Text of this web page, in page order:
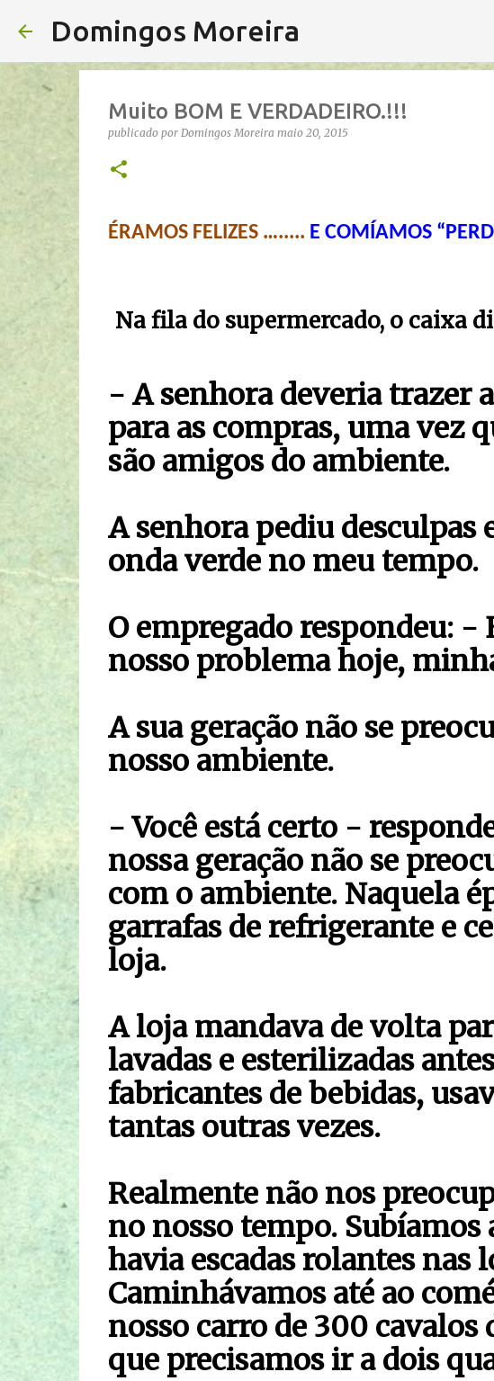
Domingos Moreira
Muito BOM E VERDADEIRO.!!!
publicado por Domingos Moreira maio 20, 2015
ÉRAMOS FELIZES …..... E COMÍAMOS
Na fila do supermercado, o caixa
- A senhora deveria trazer
para as compras, uma vez
são amigos do ambiente.
A senhora pediu desculpas
onda verde no meu tempo.
O empregado respondeu: -
nosso problema hoje,
A sua geração não se
nosso ambiente.
- Você está certo -
nossa geração não se
com o ambiente. Naquela
garrafas de refrigerante e
loja.
A loja mandava de volta
lavadas e esterilizadas
fabricantes de bebidas,
tantas outras vezes.
Realmente não nos
no nosso tempo. Subíamos
havia escadas rolantes nas
Caminhávamos até ao
nosso carro de 300 cavalos
que precisamos ir a dois